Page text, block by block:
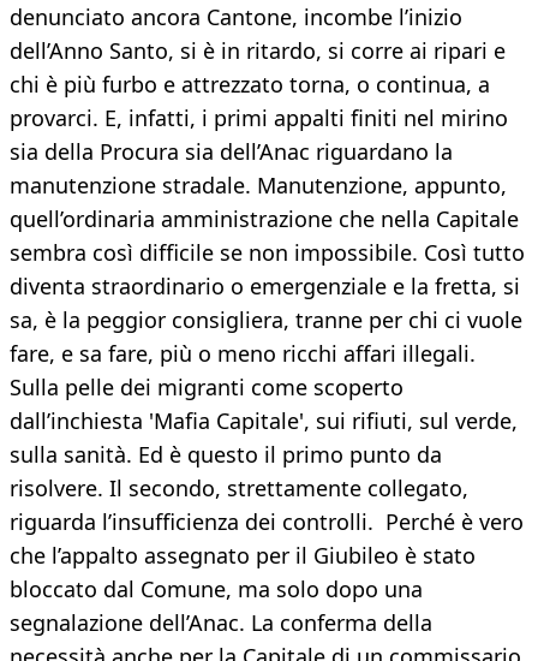
denunciato ancora Cantone, incombe l’inizio
dell’Anno Santo, si è in ritardo, si corre ai ripari e
chi è più furbo e attrezzato torna, o continua, a
provarci. E, infatti, i primi appalti finiti nel mirino
sia della Procura sia dell’Anac riguardano la
manutenzione stradale. Manutenzione, appunto,
quell’ordinaria amministrazione che nella Capitale
sembra così difficile se non impossibile. Così tutto
diventa straordinario o emergenziale e la fretta, si
sa, è la peggior consigliera, tranne per chi ci vuole
fare, e sa fare, più o meno ricchi affari illegali.
Sulla pelle dei migranti come scoperto
dall’inchiesta 'Mafia Capitale', sui rifiuti, sul verde,
sulla sanità. Ed è questo il primo punto da
risolvere. Il secondo, strettamente collegato,
riguarda l’insufficienza dei controlli. Perché è vero
che l’appalto assegnato per il Giubileo è stato
bloccato dal Comune, ma solo dopo una
segnalazione dell’Anac. La conferma della